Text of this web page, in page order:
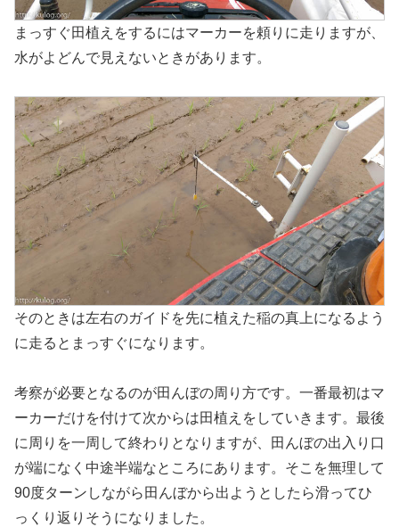
まっすぐ田植えをするにはマーカーを頼りに走りますが、
水がよどんで見えないときがあります。
そのときは左右のガイドを先に植えた稲の真上になるよう
に走るとまっすぐになります。
考察が必要となるのが田んぼの周り方です。一番最初はマ
ーカーだけを付けて次からは田植えをしていきます。最後
に周りを一周して終わりとなりますが、田んぼの出入り口
が端になく中途半端なところにあります。そこを無理して
90度ターンしながら田んぼから出ようとしたら滑ってひ
っくり返りそうになりました。